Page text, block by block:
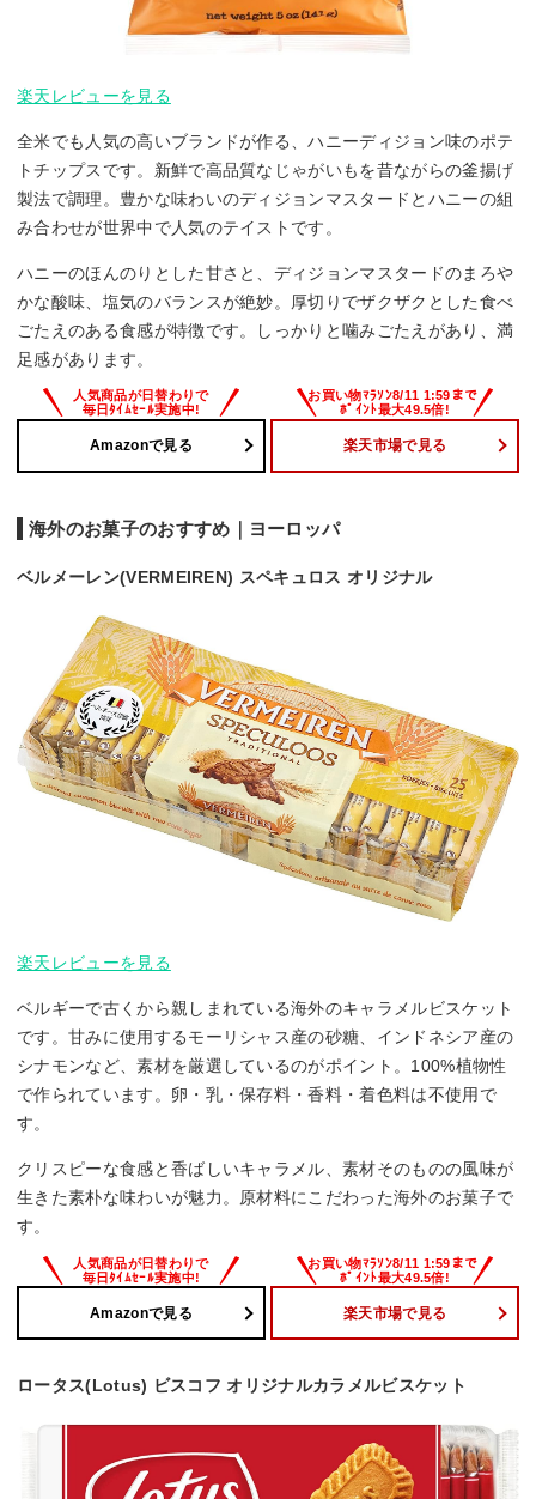
楽天レビューを見る
全米でも人気の高いブランドが作る、ハニーディジョン味のポテ
トチップスです。新鮮で高品質なじゃがいもを昔ながらの釜揚げ
製法で調理。豊かな味わいのディジョンマスタードとハニーの組
み合わせが世界中で人気のテイストです。
ハニーのほんのりとした甘さと、ディジョンマスタードのまろや
かな酸味、塩気のバランスが絶妙。厚切りでザクザクとした食べ
ごたえのある食感が特徴です。しっかりと噛みごたえがあり、満
足感があります。
Amazonで見る 楽天市場で見る
海外のお菓子のおすすめ｜ヨーロッパ
ベルメーレン(VERMEIREN) スペキュロス オリジナル
楽天レビューを見る
ベルギーで古くから親しまれている海外のキャラメルビスケット
です。甘みに使用するモーリシャス産の砂糖、インドネシア産の
シナモンなど、素材を厳選しているのがポイント。100%植物性
で作られています。卵・乳・保存料・香料・着色料は不使用で
す。
クリスピーな食感と香ばしいキャラメル、素材そのものの風味が
生きた素朴な味わいが魅力。原材料にこだわった海外のお菓子で
す。
Amazonで見る 楽天市場で見る
ロータス(Lotus) ビスコフ オリジナルカラメルビスケット